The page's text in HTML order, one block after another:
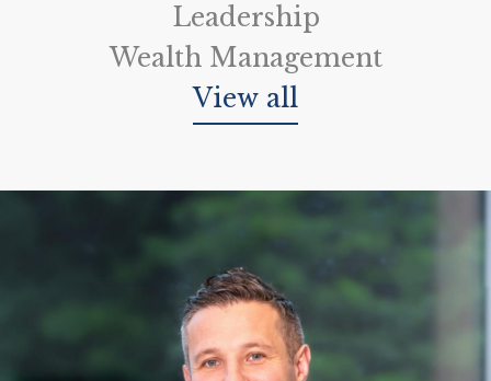
Leadership
Wealth Management
View all